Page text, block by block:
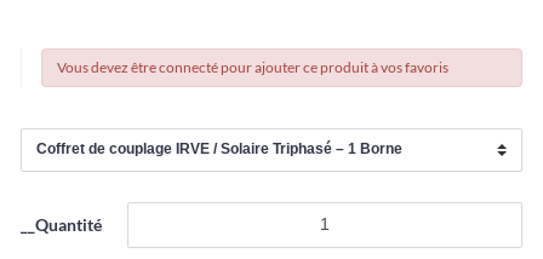
Vous devez être connecté pour ajouter ce produit à vos favoris
__Quantité